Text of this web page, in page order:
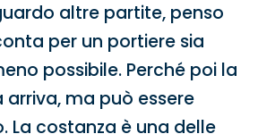
altre partite, penso
per un portiere sia
possibile. Perché poi la
ma può essere
La costanza è una delle